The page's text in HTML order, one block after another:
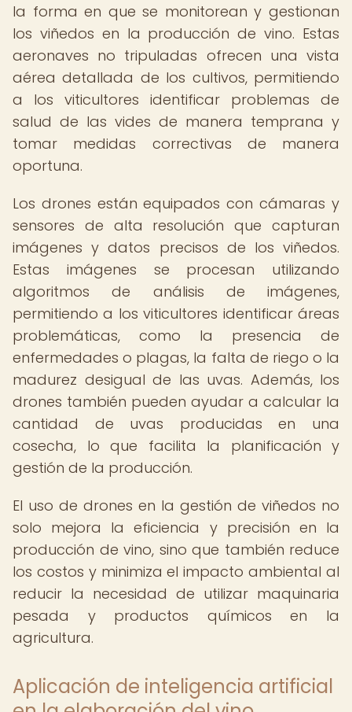
la forma en que se monitorean y gestionan
los viñedos en la producción de vino. Estas
aeronaves no tripuladas ofrecen una vista
aérea detallada de los cultivos, permitiendo
a los viticultores identificar problemas de
salud de las vides de manera temprana y
tomar medidas correctivas de manera
oportuna.
Los drones están equipados con cámaras y
sensores de alta resolución que capturan
imágenes y datos precisos de los viñedos.
Estas imágenes se procesan utilizando
algoritmos de análisis de imágenes,
permitiendo a los viticultores identificar áreas
problemáticas, como la presencia de
enfermedades o plagas, la falta de riego o la
madurez desigual de las uvas. Además, los
drones también pueden ayudar a calcular la
cantidad de uvas producidas en una
cosecha, lo que facilita la planificación y
gestión de la producción.
El uso de drones en la gestión de viñedos no
solo mejora la eficiencia y precisión en la
producción de vino, sino que también reduce
los costos y minimiza el impacto ambiental al
reducir la necesidad de utilizar maquinaria
pesada y productos químicos en la
agricultura.
Aplicación de inteligencia artificial